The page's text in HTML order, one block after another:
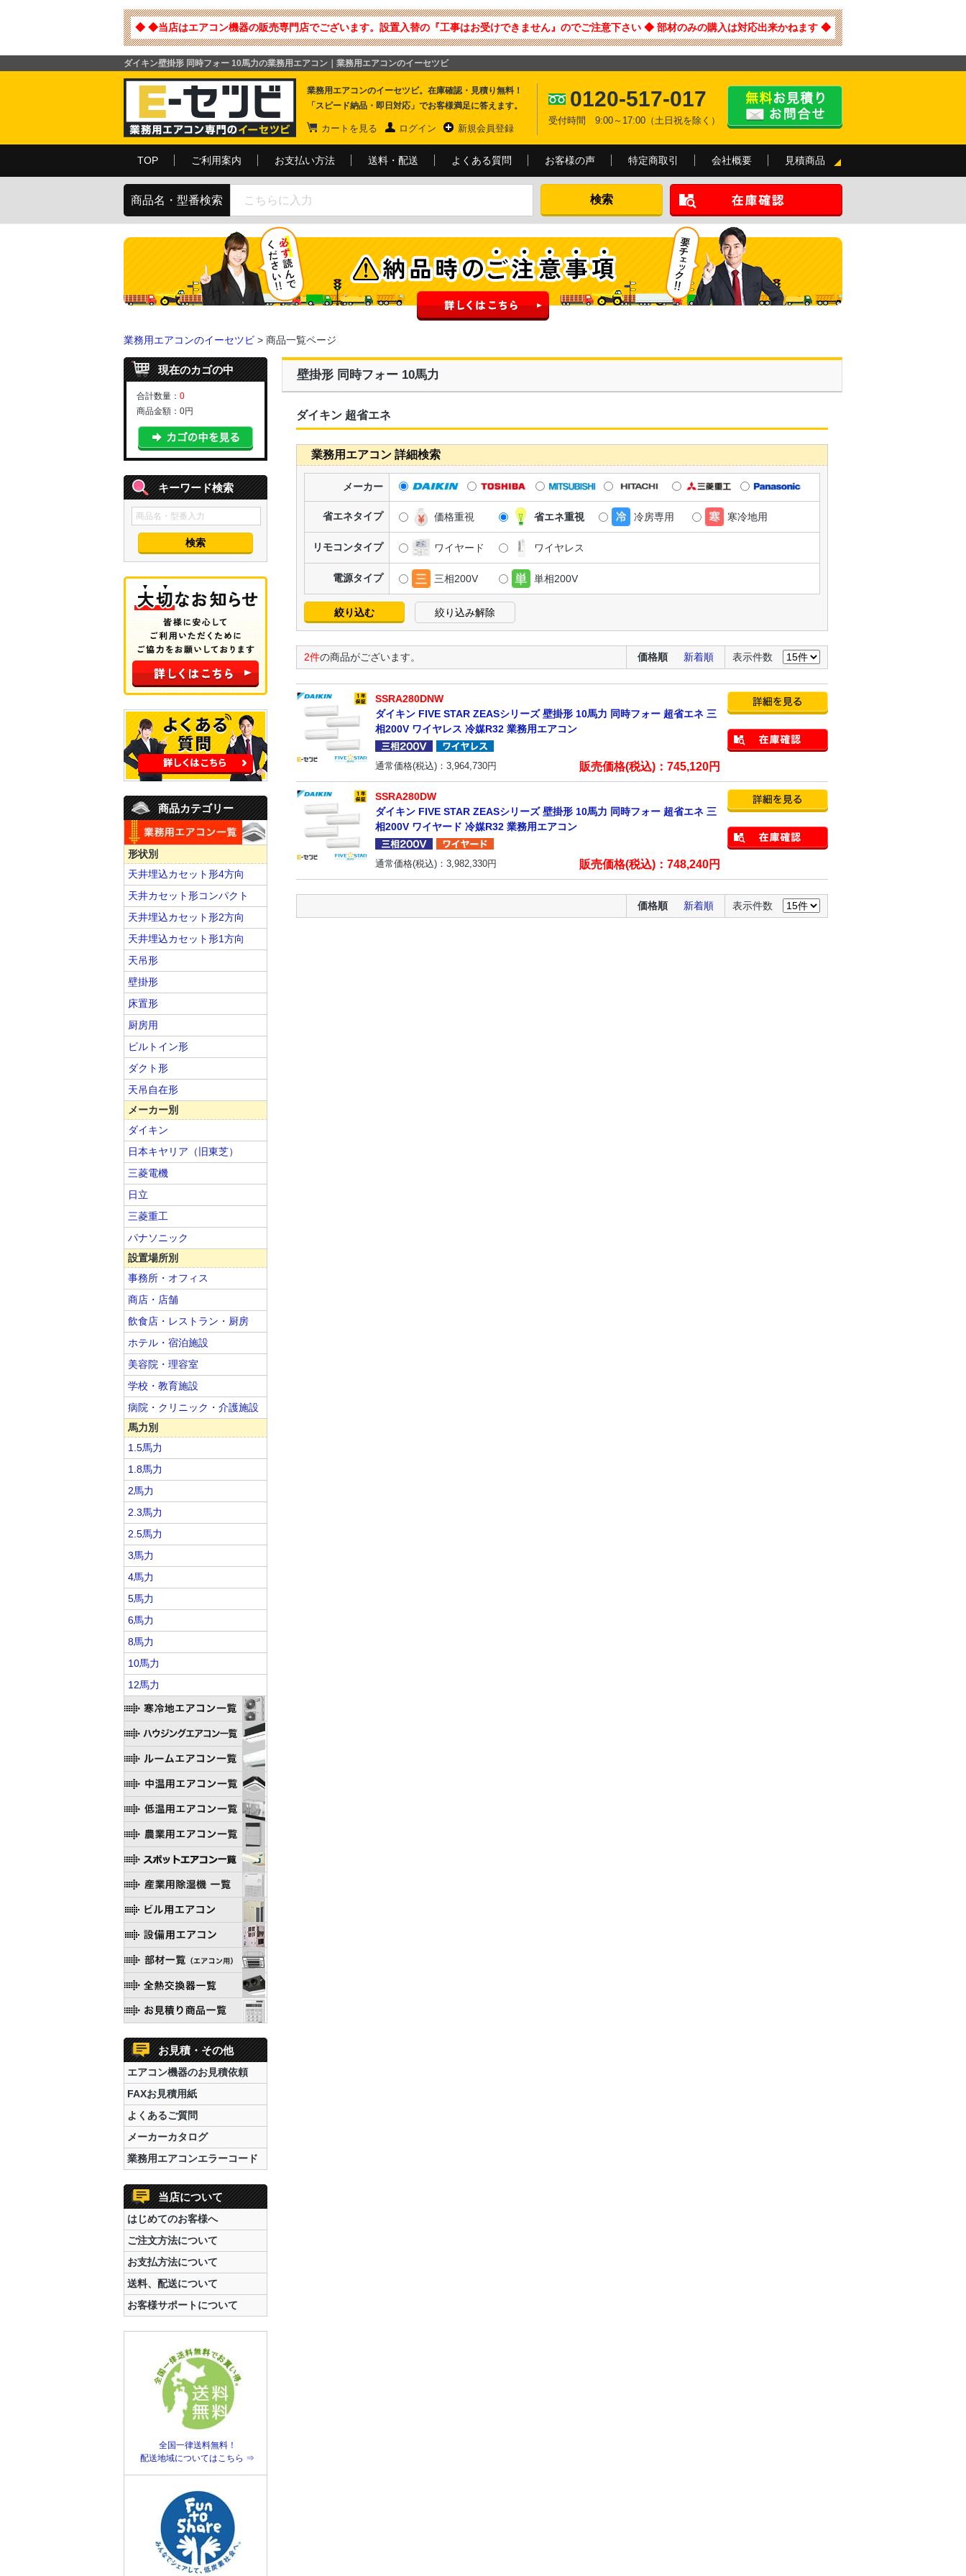
◆ ◆当店はエアコン機器の販売専門店でございます。設置入替の『工事はお受けできません』のでご注意下さい ◆ 部材のみの購入は対応出来かねます ◆
ダイキン壁掛形 同時フォー 10馬力の業務用エアコン｜業務用エアコンのイーセツビ
業務用エアコンのイーセツビ。在庫確認・見積り無料！
「スピード納品・即日対応」でお客様満足に答えます。
カートを見る ログイン 新規会員登録
0120-517-017
受付時間 9:00～17:00（土日祝を除く）
TOP ご利用案内 お支払い方法 送料・配送 よくある質問 お客様の声 特定商取引 会社概要 見積商品
商品名・型番検索
業務用エアコンのイーセツビ > 商品一覧ページ
壁掛形 同時フォー 10馬力
ダイキン 超省エネ
業務用エアコン 詳細検索
メーカー
省エネタイプ 価格重視 省エネ重視 冷房専用 寒冷地用
リモコンタイプ ワイヤード ワイヤレス
電源タイプ 三相200V 単相200V
2件の商品がございます。 表示件数
価格順 新着順
SSRA280DNW
ダイキン FIVE STAR ZEASシリーズ 壁掛形 10馬力 同時フォー 超省エネ 三
相200V ワイヤレス 冷媒R32 業務用エアコン
通常価格(税込)： 3,964,730円 販売価格(税込)： 745,120円
SSRA280DW
ダイキン FIVE STAR ZEASシリーズ 壁掛形 10馬力 同時フォー 超省エネ 三
相200V ワイヤード 冷媒R32 業務用エアコン
通常価格(税込)： 3,982,330円 販売価格(税込)： 748,240円
表示件数
価格順 新着順
現在のカゴの中
合計数量： 0
商品金額： 0円
キーワード検索
商品カテゴリー
形状別
天井埋込カセット形4方向
天井カセット形コンパクト
天井埋込カセット形2方向
天井埋込カセット形1方向
天吊形
壁掛形
床置形
厨房用
ビルトイン形
ダクト形
天吊自在形
メーカー別
ダイキン
日本キヤリア（旧東芝）
三菱電機
日立
三菱重工
パナソニック
設置場所別
事務所・オフィス
商店・店舗
飲食店・レストラン・厨房
ホテル・宿泊施設
美容院・理容室
学校・教育施設
病院・クリニック・介護施設
馬力別
1.5馬力
1.8馬力
2馬力
2.3馬力
2.5馬力
3馬力
4馬力
5馬力
6馬力
8馬力
10馬力
12馬力
お見積・その他
エアコン機器のお見積依頼
FAXお見積用紙
よくあるご質問
メーカーカタログ
業務用エアコンエラーコード
当店について
はじめてのお客様へ
ご注文方法について
お支払方法について
送料、配送について
お客様サポートについて
全国一律送料無料！
配送地域についてはこちら ⇒